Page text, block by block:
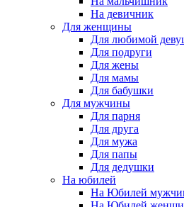
На девичник
Для женщины
Для любимой
Для подруги
Для жены
Для мамы
Для бабушки
Для мужчины
Для парня
Для друга
Для мужа
Для папы
Для дедушки
На юбилей
На Юбилей